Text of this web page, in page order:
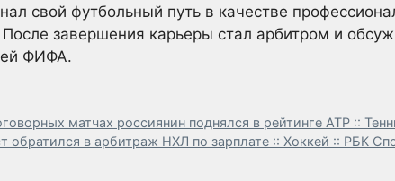
свой футбольный путь в качестве
После завершения карьеры стал арбитром и
ФИФА.
матчах россиянин поднялся в рейтинге ATP ::
обратился в арбитраж НХЛ по зарплате :: Хоккей :: РБК